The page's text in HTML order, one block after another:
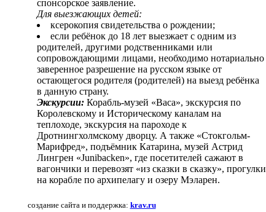
спонсорское заявление.
Для выезжающих детей:
ксерокопия свидетельства о рождении;
если ребёнок до 18 лет выезжает с одним из
родителей, другими родственниками или
сопровождающими лицами, необходимо нотариально
заверенное разрешение на русском языке от
остающегося родителя (родителей) на выезд ребёнка
в данную страну.
Экскурсии:Корабль-музей «Васа», экскурсия по
Королевскому и Историческому каналам на
теплоходе, экскурсия на пароходе к
Дротнингхолмскому дворцу. А также «Стокгольм-
Марифред», подъёмник Катарина, музей Астрид
Лингрен «Junibacken», где посетителей сажают в
вагончики и перевозят «из сказки в сказку», прогулки
на корабле по архипелагу и озеру Мэларен.
создание сайта и поддержка: krav.ru